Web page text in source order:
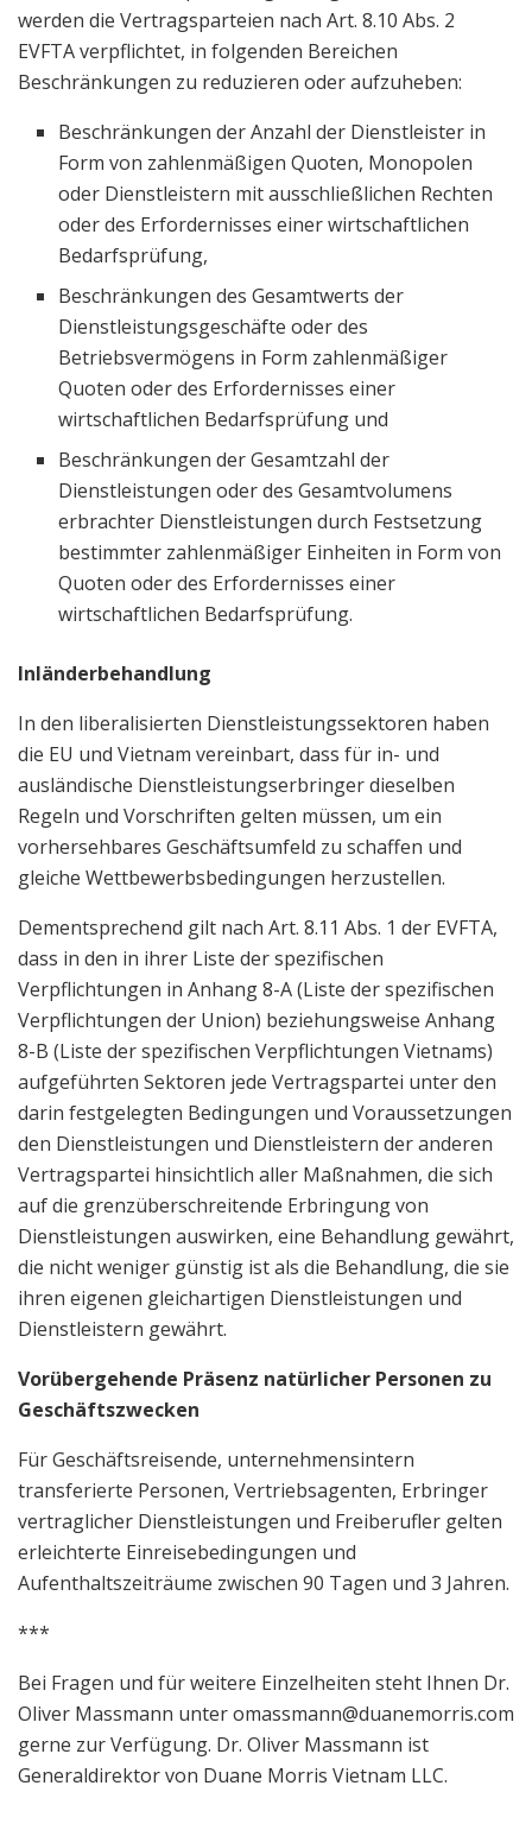
werden die Vertragsparteien nach Art. 8.10 Abs. 2
EVFTA verpflichtet, in folgenden Bereichen
Beschränkungen zu reduzieren oder aufzuheben:
Beschränkungen der Anzahl der Dienstleister in
Form von zahlenmäßigen Quoten, Monopolen
oder Dienstleistern mit ausschließlichen Rechten
oder des Erfordernisses einer wirtschaftlichen
Bedarfsprüfung,
Beschränkungen des Gesamtwerts der
Dienstleistungsgeschäfte oder des
Betriebsvermögens in Form zahlenmäßiger
Quoten oder des Erfordernisses einer
wirtschaftlichen Bedarfsprüfung und
Beschränkungen der Gesamtzahl der
Dienstleistungen oder des Gesamtvolumens
erbrachter Dienstleistungen durch Festsetzung
bestimmter zahlenmäßiger Einheiten in Form von
Quoten oder des Erfordernisses einer
wirtschaftlichen Bedarfsprüfung.
Inländerbehandlung
In den liberalisierten Dienstleistungssektoren haben
die EU und Vietnam vereinbart, dass für in- und
ausländische Dienstleistungserbringer dieselben
Regeln und Vorschriften gelten müssen, um ein
vorhersehbares Geschäftsumfeld zu schaffen und
gleiche Wettbewerbsbedingungen herzustellen.
Dementsprechend gilt nach Art. 8.11 Abs. 1 der EVFTA,
dass in den in ihrer Liste der spezifischen
Verpflichtungen in Anhang 8-A (Liste der spezifischen
Verpflichtungen der Union) beziehungsweise Anhang
8-B (Liste der spezifischen Verpflichtungen Vietnams)
aufgeführten Sektoren jede Vertragspartei unter den
darin festgelegten Bedingungen und Voraussetzungen
den Dienstleistungen und Dienstleistern der anderen
Vertragspartei hinsichtlich aller Maßnahmen, die sich
auf die grenzüberschreitende Erbringung von
Dienstleistungen auswirken, eine Behandlung gewährt,
die nicht weniger günstig ist als die Behandlung, die sie
ihren eigenen gleichartigen Dienstleistungen und
Dienstleistern gewährt.
Vorübergehende Präsenz natürlicher Personen zu
Geschäftszwecken
Für Geschäftsreisende, unternehmensintern
transferierte Personen, Vertriebsagenten, Erbringer
vertraglicher Dienstleistungen und Freiberufler gelten
erleichterte Einreisebedingungen und
Aufenthaltszeiträume zwischen 90 Tagen und 3 Jahren.
***
Bei Fragen und für weitere Einzelheiten steht Ihnen Dr.
Oliver Massmann unteromassmann@duanemorris.com
gerne zur Verfügung. Dr. Oliver Massmann ist
Generaldirektor von Duane Morris Vietnam LLC.